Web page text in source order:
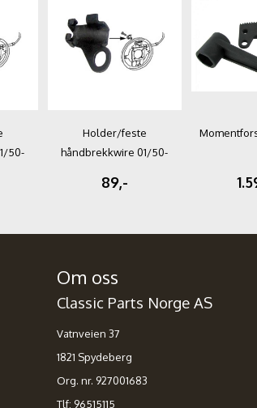
50-
Holder/feste
håndbrekkwire 01/50-
89,-
Om oss
Classic Parts Norge AS
Vatnveien 37
1821 Spydeberg
Org. nr. 927001683
Tlf: 96515115